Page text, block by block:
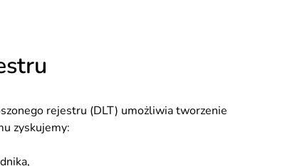
rejestru (DLT) umożliwia tworzenie
zyskujemy: